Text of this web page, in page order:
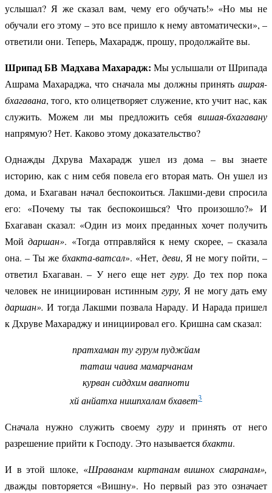
услышал? Я же сказал вам, чему его обучать!» «Но мы не
обучали его этому – это все пришло к нему автоматически», –
ответили они. Теперь, Махарадж, прошу, продолжайте вы.
Шрипад БВ Мадхава Махарадж:Мы услышали от Шрипада
Ашрама Махараджа, что сначала мы должны принять ашрая-
бхагавана, того, кто олицетворяет служение, кто учит нас, как
служить. Можем ли мы предложить себя вишая-бхагавану
напрямую? Нет. Каково этому доказательство?
Однажды Дхрува Махарадж ушел из дома – вы знаете
историю, как с ним себя повела его вторая мать. Он ушел из
дома, и Бхагаван начал беспокоиться. Лакшми-деви спросила
его: «Почему ты так беспокоишься? Что произошло?» И
Бхагаван сказал: «Один из моих преданных хочет получить
Мойдаршан». «Тогда отправляйся к нему скорее, – сказала
она. – Ты жебхакта-ватсал». «Нет, деви, Я не могу пойти, –
ответил Бхагаван. – У него еще нет гуру. До тех пор пока
человек не инициирован истинным гуру, Я не могу дать ему
даршан». И тогда Лакшми позвала Нараду. И Нарада пришел
к Дхруве Махараджу и инициировал его. Кришна сам сказал:
пратхаман ту гурум пуджйам
таташ чаива мамарчанам
курван сиддхим авапноти
хй анйатха нишпхалам бхавет3
Сначала нужно служить своему гуруи принять от него
разрешение прийти к Господу. Это называетсябхакти.
И в этой шлоке, «Шраванам киртанам вишнох смаранам»,
дважды повторяется «Вишну». Но первый раз это означает